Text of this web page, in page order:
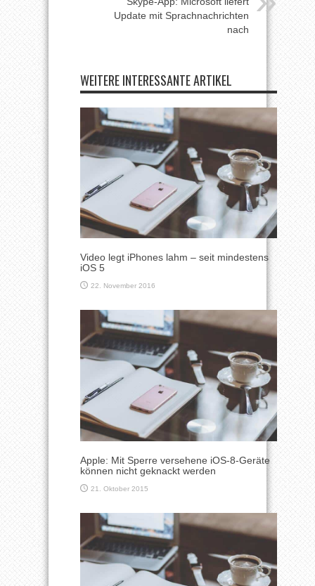
Update mit Sprachnachrichten
nach
WEITERE INTERESSANTE ARTIKEL
Video legt iPhones lahm – seit mindestens
iOS 5
22. November 2016
Apple: Mit Sperre versehene iOS-8-Geräte
können nicht geknackt werden
21. Oktober 2015